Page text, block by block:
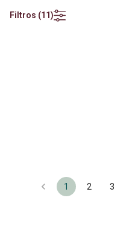
Filtros (11)
1 2 3